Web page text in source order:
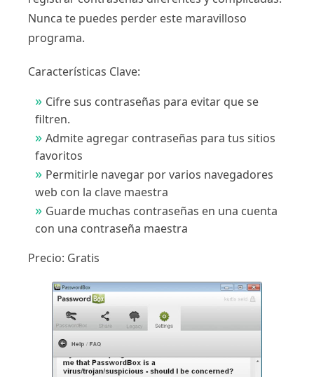
Nunca te puedes perder este maravilloso
programa.
Características Clave:
Cifre sus contraseñas para evitar que se
filtren.
Admite agregar contraseñas para tus sitios
favoritos
Permitirle navegar por varios navegadores
web con la clave maestra
Guarde muchas contraseñas en una cuenta
con una contraseña maestra
Precio: Gratis